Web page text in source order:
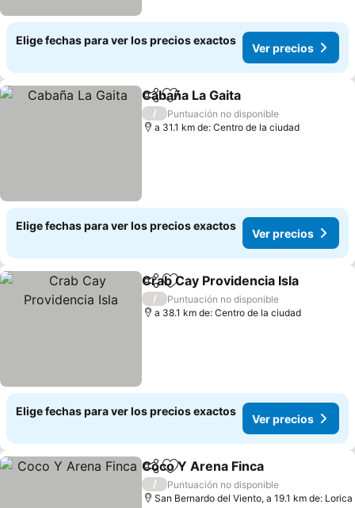
Elige fechas para ver los precios exactos
Ver precios
CompartirAgregar a favoritos
Cabaña La Gaita
/
Puntuación no disponible
a 31.1 km de: Centro de la ciudad
Elige fechas para ver los precios exactos
Ver precios
CompartirAgregar a favoritos
Crab Cay Providencia Isla
/
Puntuación no disponible
a 38.1 km de: Centro de la ciudad
Elige fechas para ver los precios exactos
Ver precios
CompartirAgregar a favoritos
Coco Y Arena Finca
/
Puntuación no disponible
San Bernardo del Viento, a 19.1 km de: Lorica